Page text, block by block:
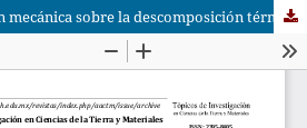
Efecto de la activación mecánica sobre la descomposición térmica de la cianita